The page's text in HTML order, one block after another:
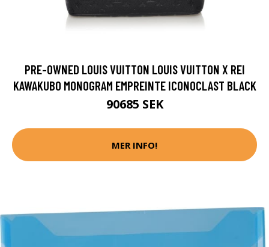
PRE-OWNED LOUIS VUITTON LOUIS VUITTON X REI
KAWAKUBO MONOGRAM EMPREINTE ICONOCLAST BLACK
90685 SEK
MER INFO!